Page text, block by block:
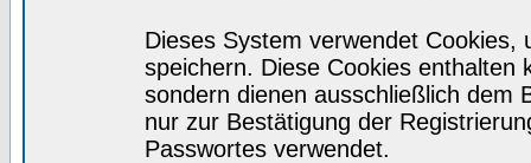
Dieses System verwendet
speichern. Diese Cookies enthalten
sondern dienen ausschließlich dem
nur zur Bestätigung der
Passwortes verwendet.